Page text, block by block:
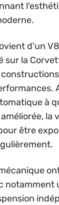
d'un
sur la
à
la
être
notamment